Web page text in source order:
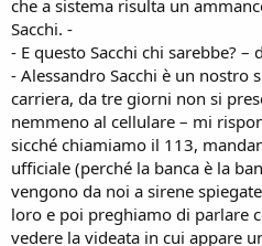
che a sistema risulta un
Sacchi. -
- E questo Sacchi chi sarebbe? –
- Alessandro Sacchi è un nostro
carriera, da tre giorni non si
nemmeno al cellulare – mi
sicché chiamiamo il 113,
ufficiale (perché la banca è la
vengono da noi a sirene
loro e poi preghiamo di parlare
vedere la videata in cui appare